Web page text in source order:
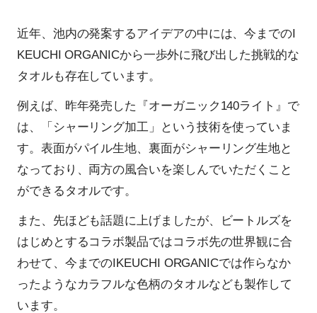
近年、池内の発案するアイデアの中には、今までのI
KEUCHI ORGANICから一歩外に飛び出した挑戦的な
タオルも存在しています。
例えば、昨年発売した『オーガニック140ライト』で
は、「シャーリング加工」という技術を使っていま
す。表面がパイル生地、裏面がシャーリング生地と
なっており、両方の風合いを楽しんでいただくこと
ができるタオルです。
また、先ほども話題に上げましたが、ビートルズを
はじめとするコラボ製品ではコラボ先の世界観に合
わせて、今までのIKEUCHI ORGANICでは作らなか
ったようなカラフルな色柄のタオルなども製作して
います。